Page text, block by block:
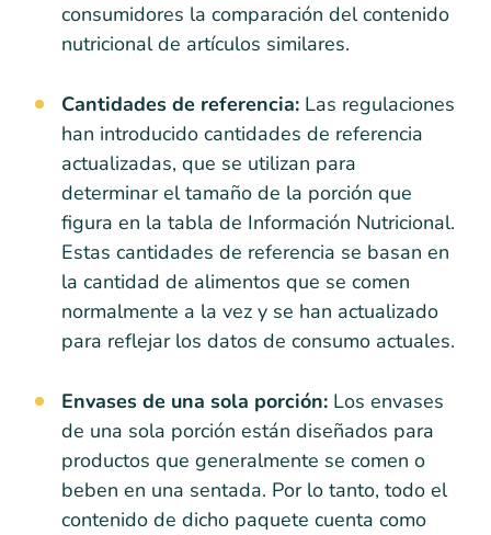
consumidores la comparación del contenido
nutricional de artículos similares.
Cantidades de referencia: Las regulaciones
han introducido cantidades de referencia
actualizadas, que se utilizan para
determinar el tamaño de la porción que
figura en la tabla de Información Nutricional.
Estas cantidades de referencia se basan en
la cantidad de alimentos que se comen
normalmente a la vez y se han actualizado
para reflejar los datos de consumo actuales.
Envases de una sola porción: Los envases
de una sola porción están diseñados para
productos que generalmente se comen o
beben en una sentada. Por lo tanto, todo el
contenido de dicho paquete cuenta como